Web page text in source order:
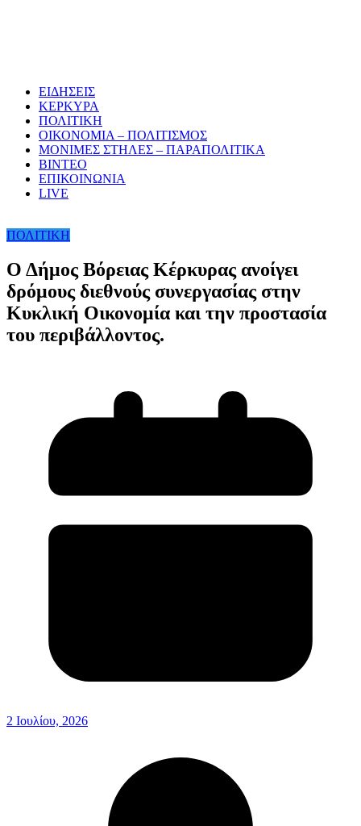
ΕΙΔΗΣΕΙΣ
ΚΕΡΚΥΡΑ
ΠΟΛΙΤΙΚΗ
ΟΙΚΟΝΟΜΙΑ – ΠΟΛΙΤΙΣΜΟΣ
ΜΟΝΙΜΕΣ ΣΤΗΛΕΣ – ΠΑΡΑΠΟΛΙΤΙΚΑ
ΒΙΝΤΕΟ
ΕΠΙΚΟΙΝΩΝΙΑ
LIVE
ΠΟΛΙΤΙΚΗ
Ο Δήμος Βόρειας Κέρκυρας ανοίγει
δρόμους διεθνούς συνεργασίας στην
Κυκλική Οικονομία και την προστασία
του περιβάλλοντος.
2 Ιουλίου, 2026